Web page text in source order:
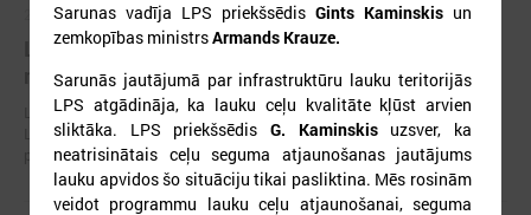
2026. gada 30. jūlijs
Latvijas Pašvaldību savienības un Iekšlietu
ministrijas sarunas
Latvijas Pašvaldību savienība aicina piedalīties Iekšlietu ministrijas un
Latvijas Pašvaldību savienības sarunās, kas notiks šī gada 5. augustā
plkst. 14:30 LPS 4. stāva zālē (Mazā Pils iela 1, Rīga).
Sarunas vadīja LPS priekšsēdis Gints Kaminskis un
zemkopības ministrsArmands Krauze.
Sarunās jautājumā par infrastruktūru lauku teritorijās
LPS atgādināja, ka lauku ceļu kvalitāte kļūst arvien
sliktāka. LPS priekšsēdis G. Kaminskisuzsver, ka
neatrisinātais ceļu seguma atjaunošanas jautājums
lauku apvidos šo situāciju tikai pasliktina. Mēs rosinām
veidot programmu lauku ceļu atjaunošanai, seguma